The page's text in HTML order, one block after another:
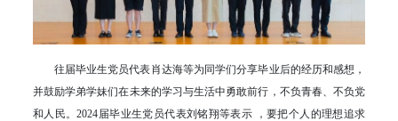
往届毕业生党员代表肖达海等为同学们分享毕业后的经历和感想，
并鼓励学弟学妹们在未来的学习与生活中勇敢前行，不负青春、不负党
和人民。2024届毕业生党员代表刘铭翔等表示 ，要把个人的理想追求